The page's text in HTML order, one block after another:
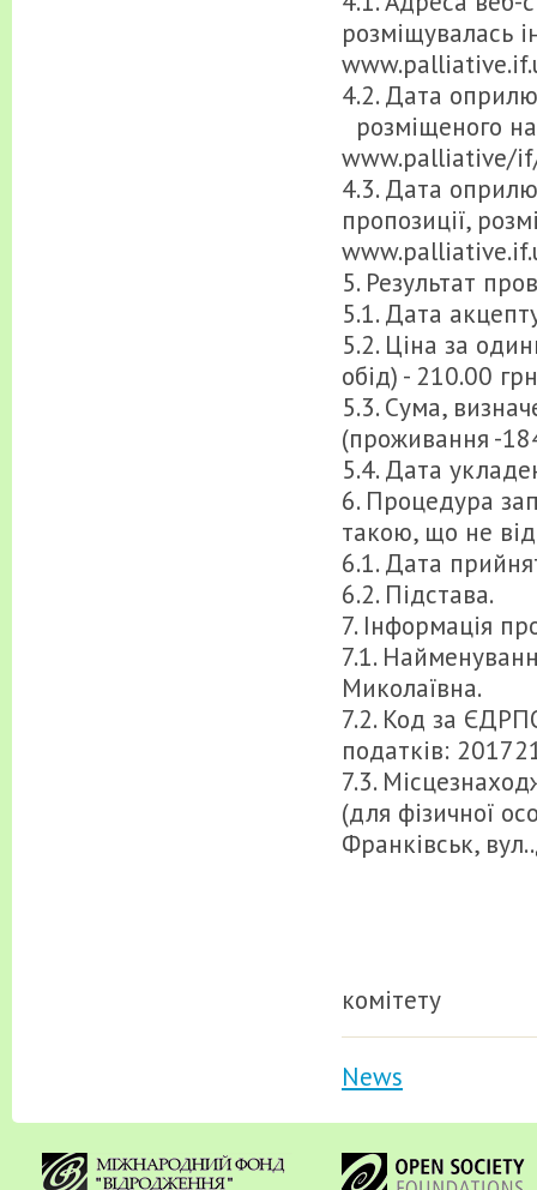
розміщувалась
4.2. Дата
розміщеного
www.palliative/
4.3. Дата
пропозиції,
5. Результат
5.1. Дата
5.2. Ціна за
обід) - 210.00
5.3. Сума,
(проживання -
5.4. Дата
6. Процедура
такою, що не
6.1. Дата
6.2. Підстава.
7. Інформація
7.1.
Миколаївна.
7.2. Код за
податків:
7.3.
(для фізичної
Франківськ,
News